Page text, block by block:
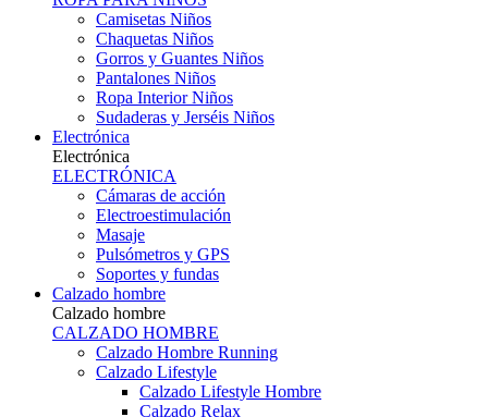
Camisetas Niños
Chaquetas Niños
Gorros y Guantes Niños
Pantalones Niños
Ropa Interior Niños
Sudaderas y Jerséis Niños
Electrónica
Electrónica
ELECTRÓNICA
Cámaras de acción
Electroestimulación
Masaje
Pulsómetros y GPS
Soportes y fundas
Calzado hombre
Calzado hombre
CALZADO HOMBRE
Calzado Hombre Running
Calzado Lifestyle
Calzado Lifestyle Hombre
Calzado Relax